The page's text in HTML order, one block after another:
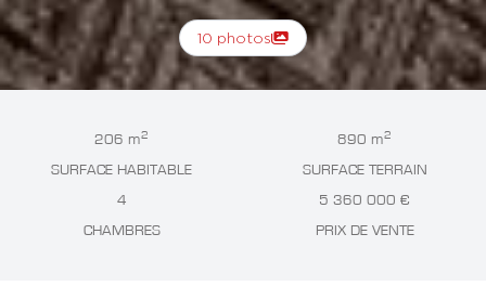
10 photos
206 m2
SURFACE HABITABLE
890 m2
SURFACE TERRAIN
4
CHAMBRES
5 360 000 €
PRIX DE VENTE